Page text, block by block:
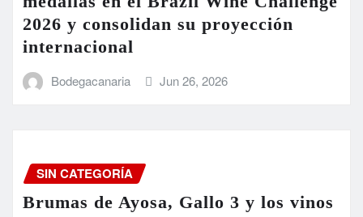
2026 y consolidan su proyección
internacional
Bodegacanaria Jun 26, 2026
SIN CATEGORÍA
Brumas de Ayosa, Gallo 3 y los vinos